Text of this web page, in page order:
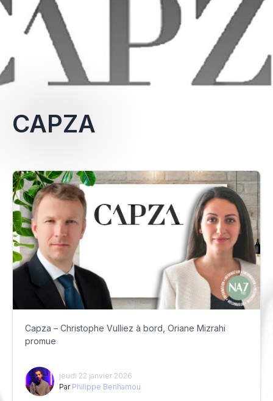
CAPZA
Capza – Christophe Vulliez à bord, Oriane Mizrahi
promue
jeudi 22 janvier 2026
Par Philippe Benhamou